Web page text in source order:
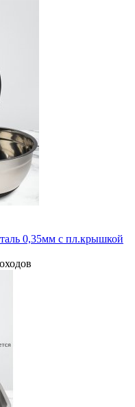
0,35мм с пл.крышкой